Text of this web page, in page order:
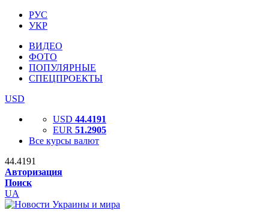
РУС
УКР
ВИДЕО
ФОТО
ПОПУЛЯРНЫЕ
СПЕЦПРОЕКТЫ
USD
USD 44.4191
EUR 51.2905
Все курсы валют
44.4191
Авторизация
Поиск
UA